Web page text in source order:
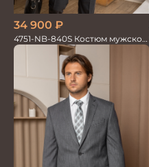
34 900 ₽
4751-NB-840S Костюм мужской
двойка